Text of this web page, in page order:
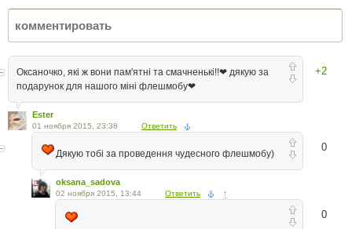
+2
Оксаночко, які ж вони пам'ятні та смачненькі!!❤ дякую за
подарунок для нашого міні флешмобу❤
Ester
01 ноября 2015, 23:38 Ответить
0
Дякую тобі за проведення чудесного флешмобу)
oksana_sadova
02 ноября 2015, 13:44 Ответить ↑
0